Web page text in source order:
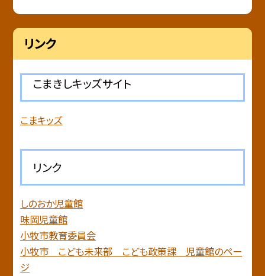
リンク
こまきしキッズサイト
こまキッズ
リンク
しのおか児童館
味岡児童館
小牧市教育委員会
小牧市 こども未来部 こども政策課 児童館のペー
ジ